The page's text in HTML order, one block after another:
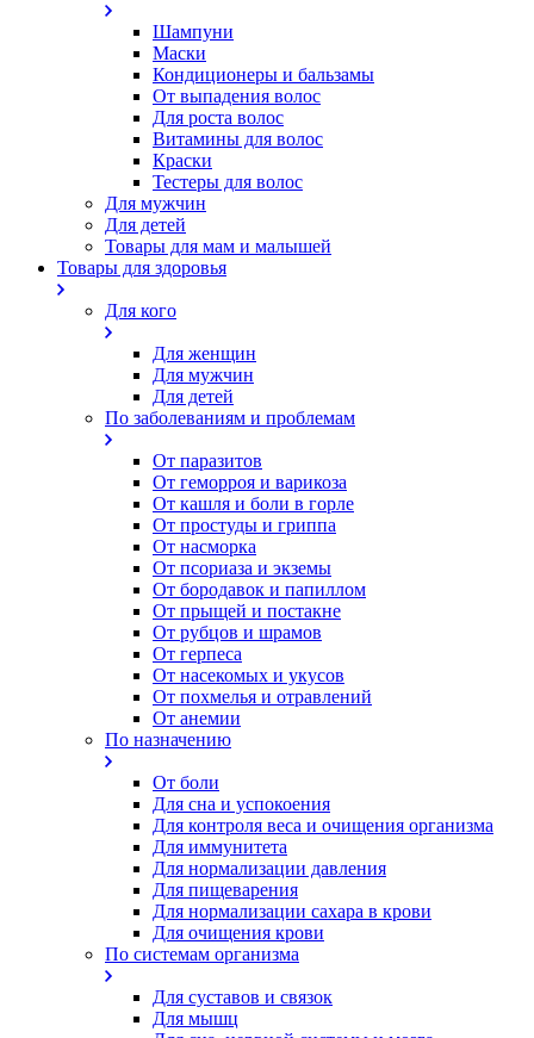
Шампуни
Маски
Кондиционеры и бальзамы
От выпадения волос
Для роста волос
Витамины для волос
Краски
Тестеры для волос
Для мужчин
Для детей
Товары для мам и малышей
Товары для здоровья
Для кого
Для женщин
Для мужчин
Для детей
По заболеваниям и проблемам
От паразитов
Oт геморроя и варикоза
От кашля и боли в горле
От простуды и гриппа
От насморка
Oт псориаза и экземы
От бородавок и папиллом
От прыщей и постакне
От рубцов и шрамов
От герпеса
От насекомых и укусов
От похмелья и отравлений
От анемии
По назначению
От боли
Для сна и успокоения
Для контроля веса и очищения организма
Для иммунитета
Для нормализации давления
Для пищеварения
Для нормализации сахара в крови
Для очищения крови
По системам организма
Для суставов и связок
Для мышц